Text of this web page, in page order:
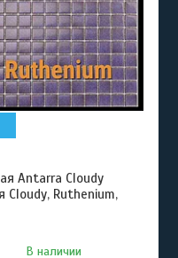
Antarra Cloudy
Cloudy, Ruthenium,
В наличии